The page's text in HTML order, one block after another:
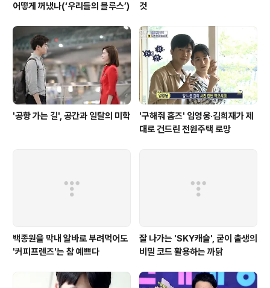
어떻게 꺼냈나(‘우리들의 블루스’)
것
'공항 가는 길', 공간과 일탈의 미학
'구해줘 홈즈' 임영웅·김희재가 제
대로 건드린 전원주택 로망
백종원을 막내 알바로 부려먹어도
'커피프렌즈'는 참 예쁘다
잘 나가는 'SKY캐슬', 굳이 출생의
비밀 코드 활용하는 까닭